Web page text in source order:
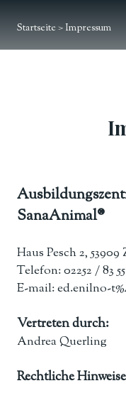
Startseite> Impressum
SanaAnimal®
Haus Pesch 2,
Telefon: 02252 / 83
E-mail: ed.enilno-
Vertreten durch:
Andrea Querling
Rechtliche